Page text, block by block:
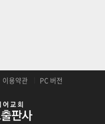
이용약관 PC 버전